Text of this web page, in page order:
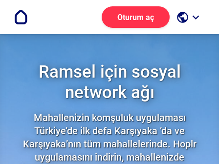
Oturum aç public keyboard_arrow_down
Ramsel için sosyal
network ağı
Mahallenizin komşuluk uygulaması
Türkiye’de ilk defa Karşıyaka ’da ve
Karşıyaka’nın tüm mahallelerinde. Hoplr
uygulamasını indirin, mahallenizde